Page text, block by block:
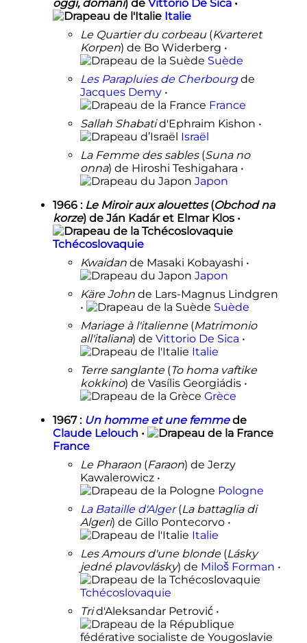
oggi, domani) de Vittorio De Sica•
Italie
Le Quartier du corbeau(Kvarteret
Korpen) de Bo Widerberg •
Suède
Les Parapluies de Cherbourgde
Jacques Demy•
France
Sallah Shabatid'Ephraim Kishon •
Israël
La Femme des sables(Suna no
onna) de Hiroshi Teshigahara •
Japon
1966 : Le Miroir aux alouettes(Obchod na
korze) de Ján Kadár et Elmar Klos •
Tchécoslovaquie
Kwaidande Masaki Kobayashi •
Japon
Käre Johnde Lars-Magnus Lindgren
•
Suède
Mariage à l'italienne(Matrimonio
all'italiana) de Vittorio De Sica •
Italie
Terre sanglante(To homa vaftike
kokkino) de Vasílis Georgiádis •
Grèce
1967 : Un homme et une femmede
Claude Lelouch •
France
Le Pharaon(Faraon) de Jerzy
Kawalerowicz •
Pologne
La Bataille d'Alger(La battaglia di
Algeri) de Gillo Pontecorvo •
Italie
Les Amours d'une blonde(Lásky
jedné plavovlásky) de Miloš Forman •
Tchécoslovaquie
Trid'Aleksandar Petrović •